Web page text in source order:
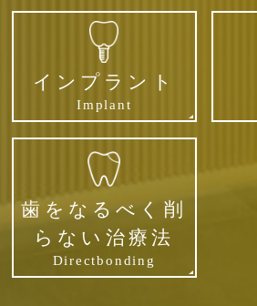
インプラント
Implant
歯をなるべく削
らない治療法
Directbonding